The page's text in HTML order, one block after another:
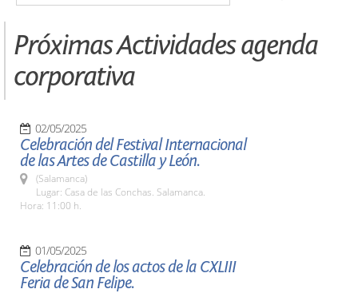
Próximas Actividades agenda
corporativa
02/05/2025
Celebración del Festival Internacional
de las Artes de Castilla y León.
(Salamanca)
Lugar: Casa de las Conchas. Salamanca.
Hora: 11:00 h.
01/05/2025
Celebración de los actos de la CXLIII
Feria de San Felipe.